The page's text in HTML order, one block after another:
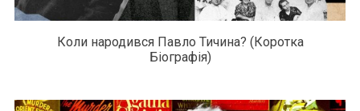
Коли народився Павло Тичина? (Коротка
Біографія)